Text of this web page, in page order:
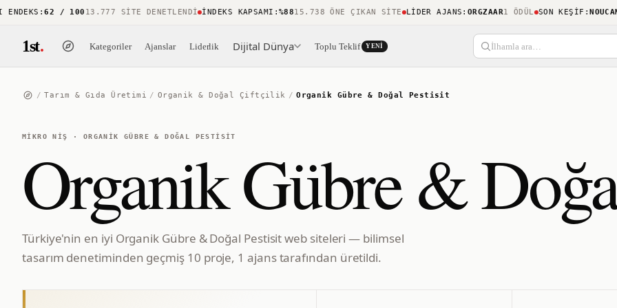
:62 / 100 13.777 SITE DENETLENDI İNDEKS KAPSAMI:%8815.738 ÖNE ÇIKAN SITE LIDER AJANS:ORGZAAR1 ÖDÜL SON KEŞIF:
1st. Kategoriler Ajanslar Liderlik Dijital Dünya Toplu Teklif YENI İlhamla ara…
/ Tarım & Gıda Üretimi / Organik & Doğal Çiftçilik / Organik Gübre & Doğal Pestisit
MIKRO NIŞ · ORGANIK GÜBRE & DOĞAL PESTISIT
Organik Gübre &
Türkiye'nin en iyi Organik Gübre & Doğal Pestisit web siteleri — bilimsel
tasarım denetiminden geçmiş 10 proje, 1 ajans tarafından üretildi.